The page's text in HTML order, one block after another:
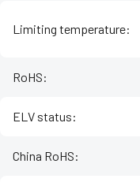
Limiting temperature:
RoHS:
ELV status:
China RoHS: